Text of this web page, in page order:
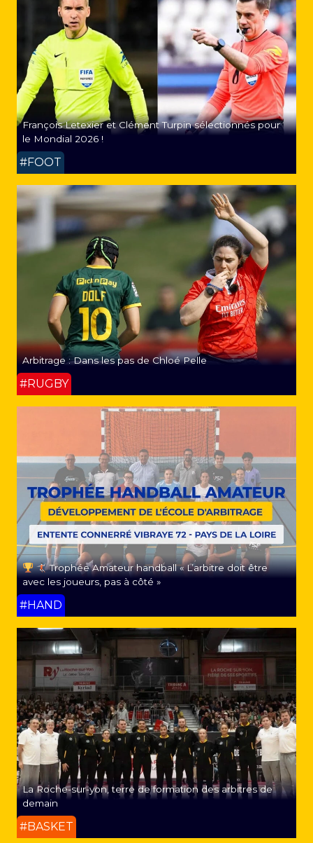
François Letexier et Clément Turpin sélectionnés pour
le Mondial 2026 !
#FOOT
Arbitrage : Dans les pas de Chloé Pelle
#RUGBY
Trophée Amateur handball « L’arbitre doit être
avec les joueurs, pas à côté »
#HAND
La Roche-sur-yon, terre de formation des arbitres de
demain
#BASKET